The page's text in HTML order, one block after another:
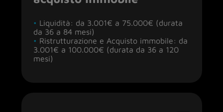
• Liquidità: da 3.001€ a 75.000€ (durata
da 36 a 84 mesi)
• Ristrutturazione e Acquisto immobile: da
3.001€ a 100.000€ (durata da 36 a 120
mesi)